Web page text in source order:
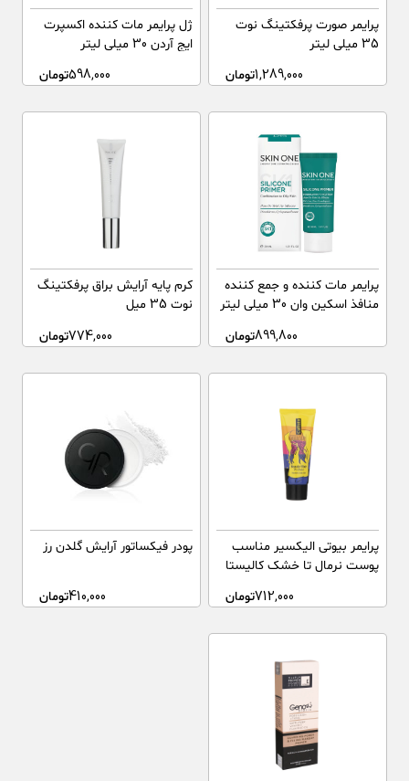
پرایمر صورت پرفکتینگ نوت
35 میلی لیتر
1,289,000تومان
ژل پرایمر مات کننده اکسپرت
ایج آردن 30 میلی لیتر
598,000تومان
پرایمر مات کننده و جمع کننده
منافذ اسکین وان 30 میلی لیتر
899,800تومان
کرم پایه آرایش براق پرفکتینگ
نوت 35 میل
774,000تومان
پرایمر بیوتی الیکسیر مناسب
پوست نرمال تا خشک کالیستا
712,000تومان
پودر فیکساتور آرایش گلدن رز
410,000تومان